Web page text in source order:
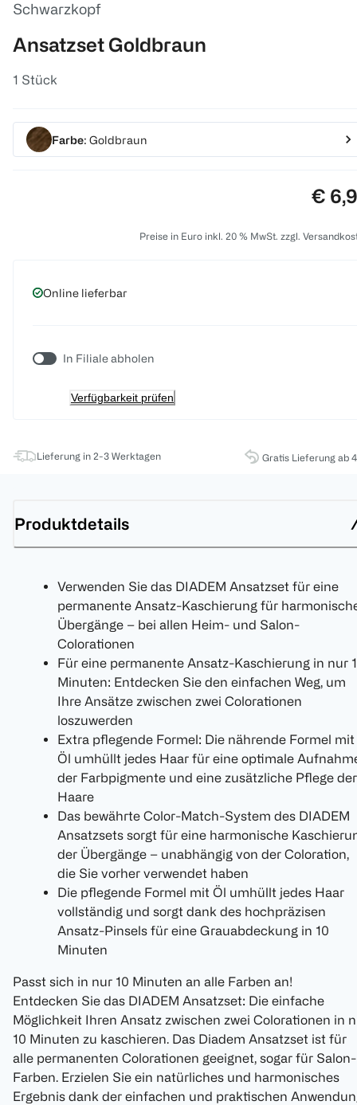
Schwarzkopf
Ansatzset Goldbraun
1 Stück
Farbe: Goldbraun
€
Preise in Euro inkl. 20 % MwSt. zzgl.
Online lieferbar
In Filiale abholen
Verfügbarkeit prüfen
Lieferung in 2-3 Werktagen Gratis Lieferung ab
Produktdetails
Verwenden Sie das DIADEM Ansatzset für eine
permanente Ansatz-Kaschierung für
Übergänge – bei allen Heim- und Salon-
Colorationen
Für eine permanente Ansatz-Kaschierung in nur
Minuten: Entdecken Sie den einfachen Weg, um
Ihre Ansätze zwischen zwei Colorationen
loszuwerden
Extra pflegende Formel: Die nährende Formel mit
Öl umhüllt jedes Haar für eine optimale
der Farbpigmente und eine zusätzliche Pflege der
Haare
Das bewährte Color-Match-System des DIADEM
Ansatzsets sorgt für eine harmonische
der Übergänge – unabhängig von der Coloration,
die Sie vorher verwendet haben
Die pflegende Formel mit Öl umhüllt jedes Haar
vollständig und sorgt dank des hochpräzisen
Ansatz-Pinsels für eine Grauabdeckung in 10
Minuten
Passt sich in nur 10 Minuten an alle Farben an!
Entdecken Sie das DIADEM Ansatzset: Die einfache
Möglichkeit Ihren Ansatz zwischen zwei Colorationen in
10 Minuten zu kaschieren. Das Diadem Ansatzset ist für
alle permanenten Colorationen geeignet, sogar für Salon-
Farben. Erzielen Sie ein natürliches und harmonisches
Ergebnis dank der einfachen und praktischen